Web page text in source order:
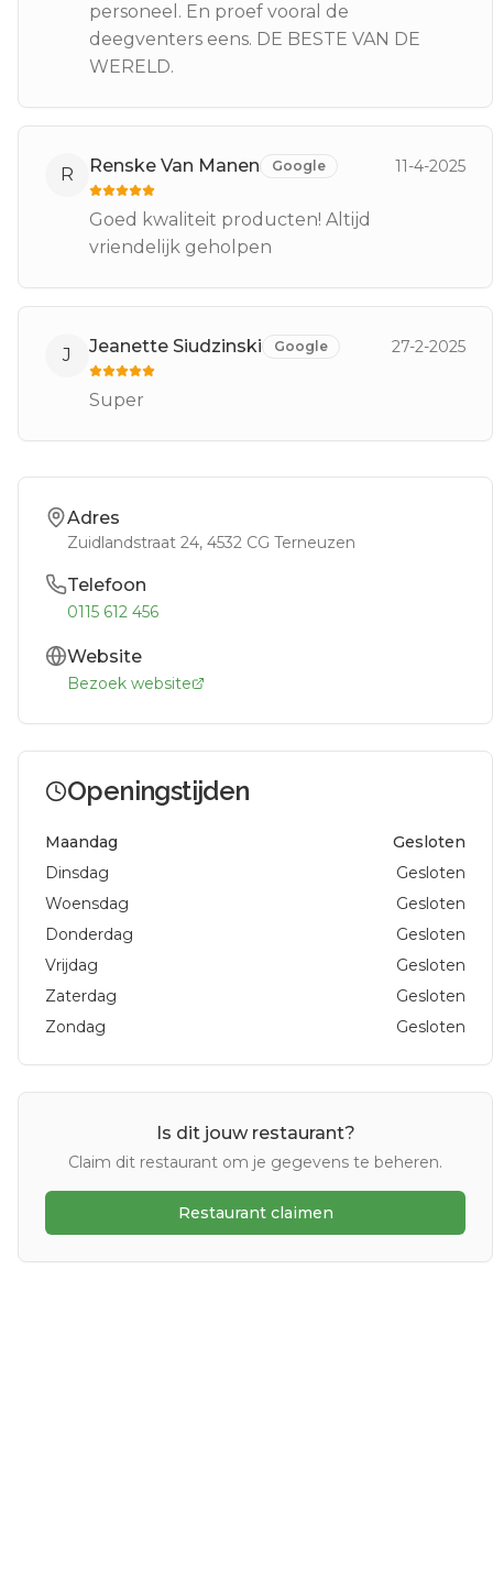
personeel. En proef vooral de
deegventers eens. DE BESTE VAN DE
WERELD.
R Renske Van Manen Google 11-4-2025
Goed kwaliteit producten! Altijd
vriendelijk geholpen
J Jeanette Siudzinski Google 27-2-2025
Super
Adres
Zuidlandstraat 24, 4532 CG Terneuzen
Telefoon
0115 612 456
Website
Bezoek website
Openingstijden
Maandag
Gesloten
Dinsdag
Gesloten
Woensdag
Gesloten
Donderdag
Gesloten
Vrijdag
Gesloten
Zaterdag
Gesloten
Zondag
Gesloten
Is dit jouw restaurant?
Claim dit restaurant om je gegevens te beheren.
Restaurant claimen